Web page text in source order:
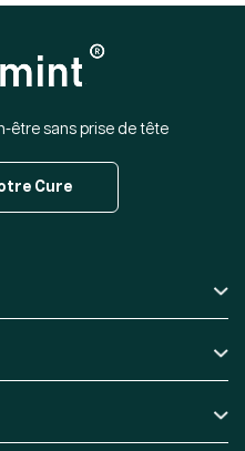
être sans prise de tête
Cure